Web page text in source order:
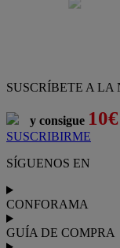
SUSCRÍBETE A LA
y consigue 10€
SUSCRIBIRME
SÍGUENOS EN
CONFORAMA
GUÍA DE COMPRA